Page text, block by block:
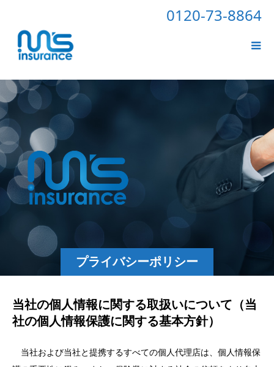
0120-73-8864
プライバシーポリシー
当社の個人情報に関する取扱いについて（当
社の個人情報保護に関する基本方針）
当社および当社と提携するすべての個人代理店は、個人情報保